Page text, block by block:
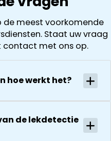
en
van de
Alles goed
absoluut een
aanrader!
onderhoud
had. Wij
kregen direct
een offerte
uitgewerkt en
na 1 week
week later wil
dakdekker
( laten ook
foto’s zien).
offerte is
vervolgens
helder en
gedurende
hele proces
houden ze je
hoogte van
stand van
de meest voorkomende
Staat uw vraag
contact met ons op.
hoe werkt het?
de lekdetectie